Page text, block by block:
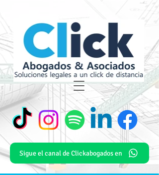
Sigue el canal de Clickabogados en